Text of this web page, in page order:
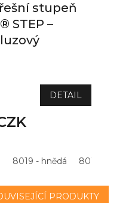
stupeň
STEP –
DETAIL
8019 - hnědá 8015 -
PRODUKTY